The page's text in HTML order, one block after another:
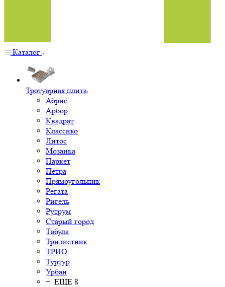
Каталог
Тротуарная плита
Абрис
Арбор
Квадрат
Классико
Литос
Мозаика
Паркет
Петра
Прямоугольник
Регата
Ригель
Рутрум
Старый город
Табула
Трилистник
ТРИО
Туртур
Урбан
+ ЕЩЕ 8